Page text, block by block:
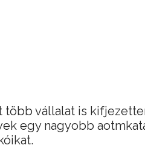
több vállalat is
egy nagyobb